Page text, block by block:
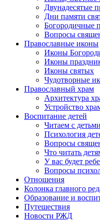
Двунадесятые
Дни памяти
Богородичные
Вопросы
Православные иконы
Иконы
Иконы
Иконы святых
Чудотворные
Православный храм
Архитектура
Устройство
Воспитание детей
Читаем с
Психология
Вопросы
Что читать
У вас будет
Вопросы
Отношения
Колонка главного
Образование и
Путешествия
Новости РЖД